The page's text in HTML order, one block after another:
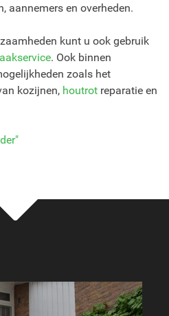
aannemers en overheden.
kunt u ook gebruik
. Ook binnen
zoals het
kozijnen, houtrot reparatie en